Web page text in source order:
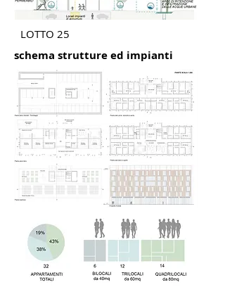
LOTTO 25
schema strutture ed impianti